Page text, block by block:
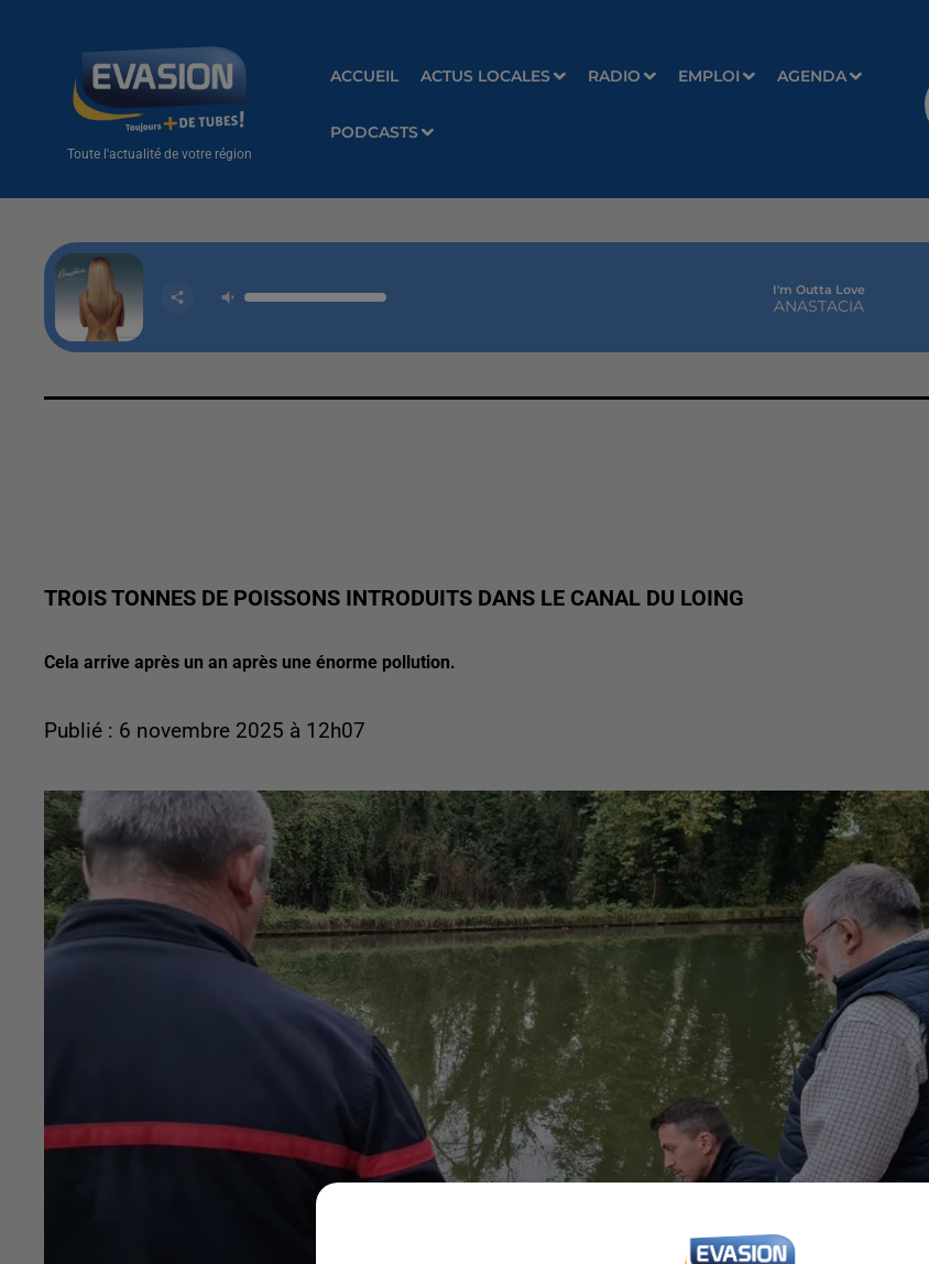
Toute l'actualité de votre région
ACCUEIL ACTUS LOCALES RADIO EMPLOI AGENDA
PODCASTS
I'm Outta Love
ANASTACIA
TROIS TONNES DE POISSONS INTRODUITS DANS LE CANAL DU LOING
Cela arrive après un an après une énorme pollution.
Publié : 6 novembre 2025 à 12h07